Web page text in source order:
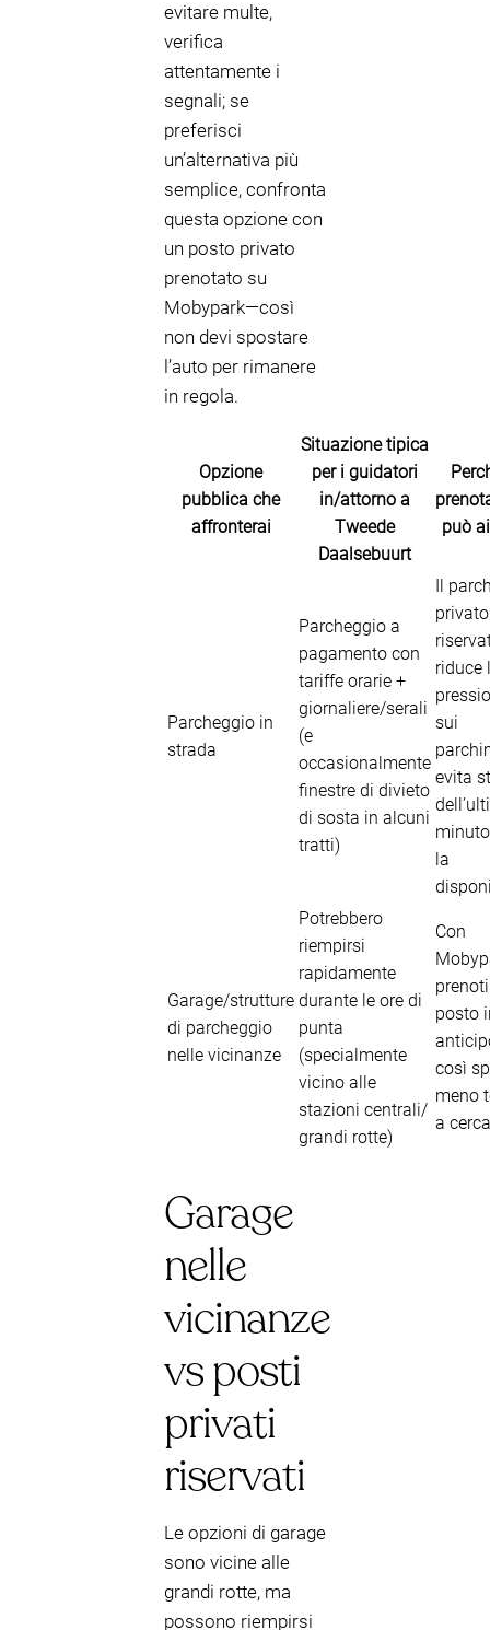
evitare multe,
verifica
attentamente i
segnali; se
preferisci
un’alternativa più
semplice, confronta
questa opzione con
un posto privato
prenotato su
Mobypark—così
non devi spostare
l’auto per rimanere
in regola.
Opzione
pubblica che
affronterai
Situazione tipica
per i guidatori
in/attorno a
Tweede
Daalsebuurt
può
Parcheggio in
strada
Parcheggio a
pagamento con
tariffe orarie +
giornaliere/serali
(e
occasionalmente
finestre di divieto
di sosta in alcuni
tratti)
Il
privato
riduce
sui
evita
la
Garage/strutture
di parcheggio
nelle vicinanze
Potrebbero
riempirsi
rapidamente
durante le ore di
punta
(specialmente
vicino alle
stazioni centrali/
grandi rotte)
Con
posto
così
meno
a
Garage
nelle
vicinanze
vs posti
privati
riservati
Le opzioni di garage
sono vicine alle
grandi rotte, ma
possono riempirsi